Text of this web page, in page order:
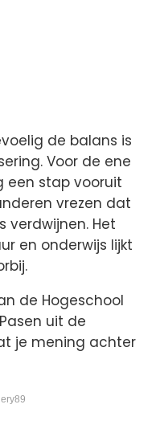
de balans is
Voor de ene
een stap vooruit
vrezen dat
verdwijnen. Het
en onderwijs lijkt
de Hogeschool
uit de
je mening achter